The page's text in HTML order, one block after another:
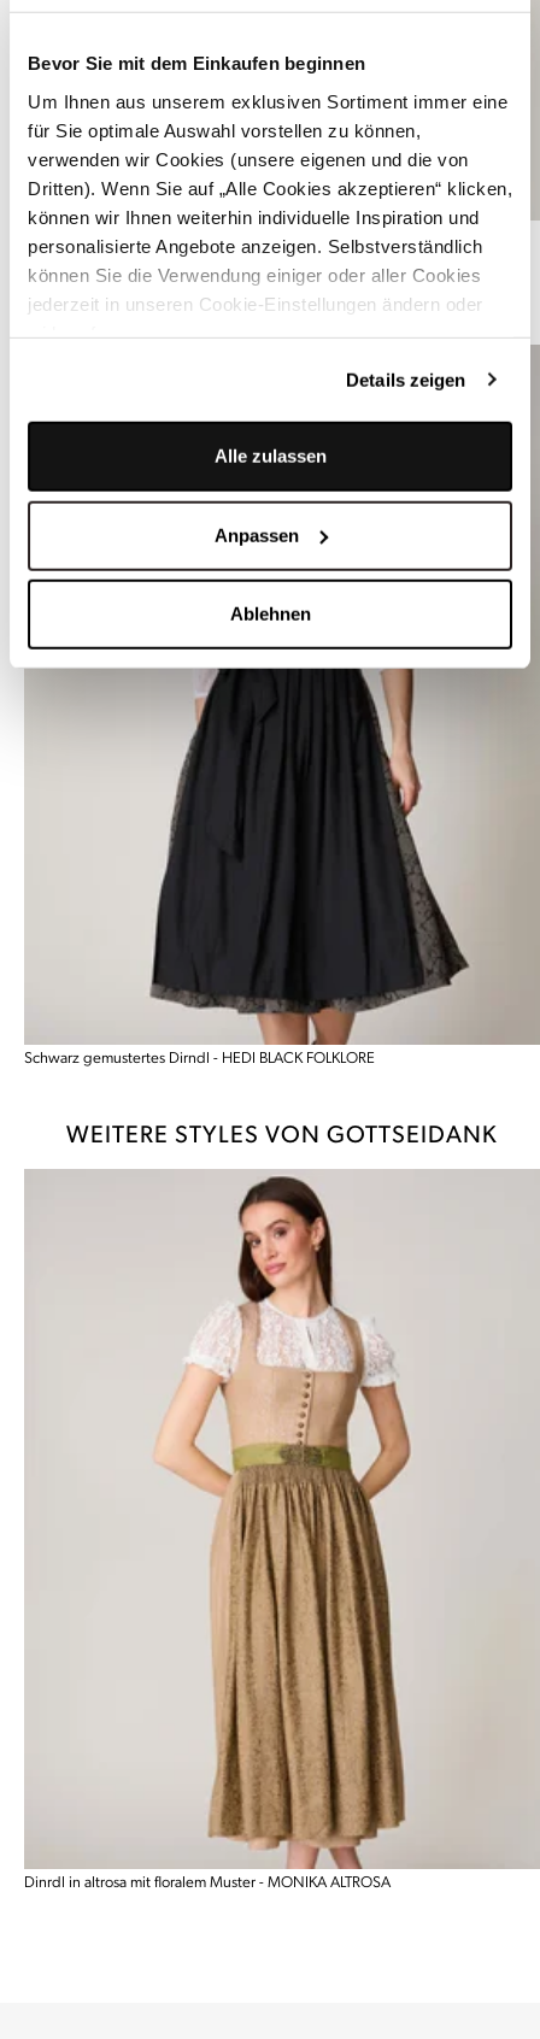
Bevor Sie mit dem Einkaufen beginnen
Um Ihnen aus unserem exklusiven Sortiment immer eine
für Sie optimale Auswahl vorstellen zu können,
verwenden wir Cookies (unsere eigenen und die von
Dritten). Wenn Sie auf „Alle Cookies akzeptieren“ klicken,
können wir Ihnen weiterhin individuelle Inspiration und
personalisierte Angebote anzeigen. Selbstverständlich
können Sie die Verwendung einiger oder aller Cookies
jederzeit in unseren Cookie-Einstellungen ändern oder
Details zeigen
Alle zulassen
Anpassen
Ablehnen
ÄHNLICHE STYLES
Schwarz gemustertes Dirndl - HEDI BLACK FOLKLORE
WEITERE STYLES VON GOTTSEIDANK
Dinrdl in altrosa mit floralem Muster - MONIKA ALTROSA